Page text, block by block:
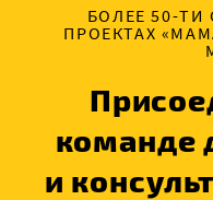
БОЛЕЕ 50-
ПРОЕКТАХ
команде
и